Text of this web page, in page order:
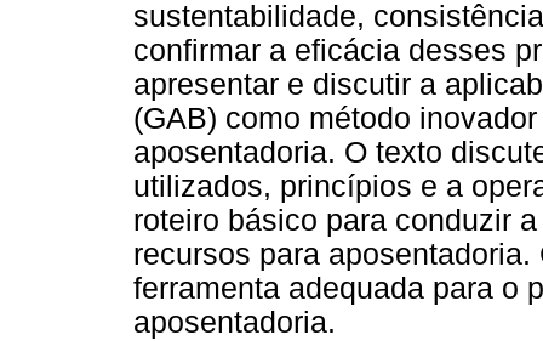
sustentabilidade,
confirmar a eficácia desses
apresentar e discutir a
(GAB) como método
aposentadoria. O texto
utilizados, princípios e a
roteiro básico para conduzir
recursos para
ferramenta adequada para o
aposentadoria.